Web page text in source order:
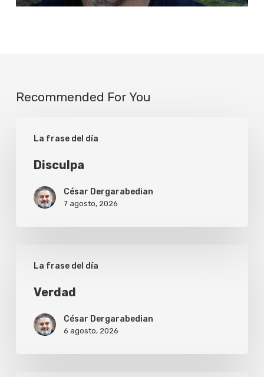
Recommended For You
La frase del día
Disculpa
César Dergarabedian
7 agosto, 2026
La frase del día
Verdad
César Dergarabedian
6 agosto, 2026